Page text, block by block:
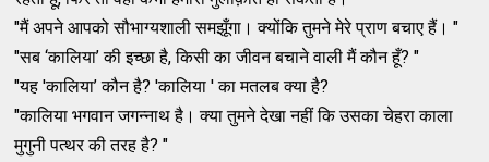
"मैं अपने आपको सौभाग्यशाली समझूँगा। क्योंकि तुमने मेरे प्राण बचाए हैं। "
"सब ‘कालिया’ की इच्छा है, किसी का जीवन बचाने वाली मैं कौन हूँ? "
"यह 'कालिया’ कौन है? 'कालिया ' का मतलब क्या है?
"कालिया भगवान जगन्नाथ है। क्या तुमने देखा नहीं कि उसका चेहरा काला
मुगुनी पत्थर की तरह है? "